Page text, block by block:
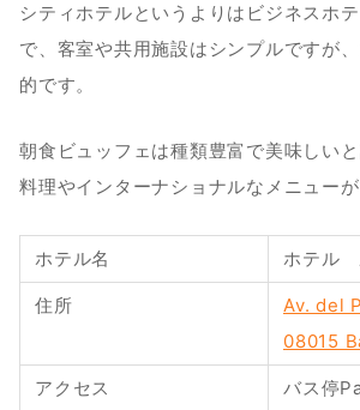
シティホテルというよりはビジネスホ
で、客室や共用施設はシンプルですが
的です。
朝食ビュッフェは種類豊富で美味しい
料理やインターナショナルなメニューが
ホテル名 ホテル
住所
Av. del
08015
アクセス
バス停